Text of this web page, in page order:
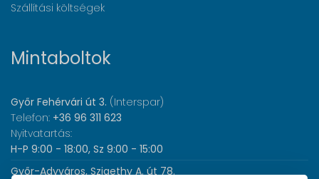
Szállítási költségek
Mintaboltok
Győr Fehérvári út 3. (Interspar)
Telefon: +36 96 311 623
Nyitvatartás:
H-P 9:00 - 18:00, Sz 9:00 - 15:00
Győr-Adyváros, Szigethy A. út 78.